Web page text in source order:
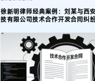
传统文化
徐新明律师经典案例：刘某与西
技有限公司技术合作开发合同纠